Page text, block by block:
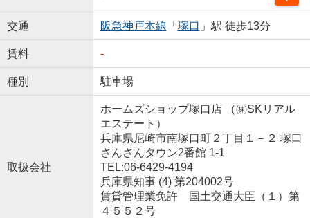
交通 阪急神戸本線 「 塚口 」駅 徒歩13分
賃料 -
種別 駐車場
取扱会社
ホームズショップ塚口店 （㈱SKリアル
エステート）
兵庫県尼崎市南塚口町２丁目１－２ 塚口
さんさんタウン2番館 1-1
TEL:06-6429-4194
兵庫県知事 (4) 第204002号
賃貸管理業免許 国土交通大臣（１）第
４５５２号